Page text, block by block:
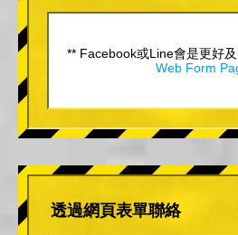
** Facebook或Line會是更好及
Web Form
透過網頁表單聯絡